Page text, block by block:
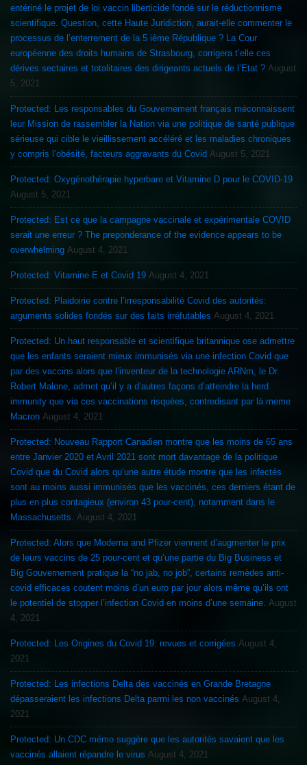
entériné le projet de loi vaccin liberticide fondé sur le réductionnisme
scientifique. Question, cette Haute Juridiction, aurait-elle commenter le
processus de l’enterrement de la 5 ième République ? La Cour
européenne des droits humains de Strasbourg, corrigera t’elle ces
dérives sectaires et totalitaires des dirigeants actuels de l’Etat ? August
5, 2021
Protected: Les responsables du Gouvernement français méconnaissent
leur Mission de rassembler la Nation via une politique de santé publique
sérieuse qui cible le vieillissement accéléré et les maladies chroniques
y compris l’obésité, facteurs aggravants du Covid August 5, 2021
Protected: Oxygénothérapie hyperbare et Vitamine D pour le COVID-19
August 5, 2021
Protected: Est ce que la campagne vaccinale et expérimentale COVID
serait une erreur ? The preponderance of the evidence appears to be
overwhelming August 4, 2021
Protected: Vitamine E et Covid 19 August 4, 2021
Protected: Plaidoirie contre l’irresponsabilité Covid des autorités:
arguments solides fondés sur des faits irréfutables August 4, 2021
Protected: Un haut responsable et scientifique britannique ose admettre
que les enfants seraient mieux immunisés via une infection Covid que
par des vaccins alors que l’inventeur de la technologie ARNm, le Dr.
Robert Malone, admet qu’il y a d’autres façons d’atteindre la herd
immunity que via ces vaccinations risquées, contredisant par là meme
Macron August 4, 2021
Protected: Nouveau Rapport Canadien montre que les moins de 65 ans
entre Janvier 2020 et Avril 2021 sont mort davantage de la politique
Covid que du Covid alors qu’une autre étude montre que les infectés
sont au moins aussi immunisés que les vaccinés, ces derniers étant de
plus en plus contagieux (environ 43 pour-cent), notamment dans le
Massachusetts.
August 4, 2021
Protected: Alors que Moderna and Pfizer viennent d’augmenter le prix
de leurs vaccins de 25 pour-cent et qu’une partie du Big Business et
Big Gouvernement pratique la “no jab, no job”, certains remèdes anti-
covid efficaces coutent moins d’un euro par jour alors même qu’ils ont
le potentiel de stopper l’infection Covid en moins d’une semaine. August
4, 2021
Protected: Les Origines du Covid 19: revues et corrigées August 4,
2021
Protected: Les infections Delta des vaccinés en Grande Bretagne
dépasseraient les infections Delta parmi les non vaccinés August 4,
2021
Protected: Un CDC mémo suggère que les autorités savaient que les
vaccinés allaient répandre le virus August 4, 2021